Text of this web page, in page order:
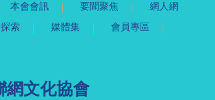
本會會訊 要聞聚焦
網人網
索 媒體集
會員專區
網文化協會